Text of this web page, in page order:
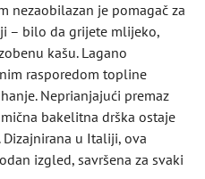
nezaobilazan je pomagač za
– bilo da grijete mlijeko,
kašu. Lagano
rasporedom topline
Neprianjajući premaz
bakelitna drška ostaje
u Italiji, ova
izgled, savršena za svaki